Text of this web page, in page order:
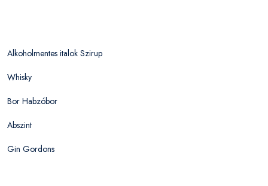
Alkoholmentes italok Szirup
Whisky
Bor Habzóbor
Abszint
Gin Gordons